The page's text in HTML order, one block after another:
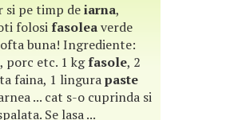
si pe timp deiarna,
folosifasoleaverde
buna! Ingrediente:
porc etc. 1 kgfasole, 2
faina, 1 lingurapaste
... cat s-o cuprinda si
Se lasa ...